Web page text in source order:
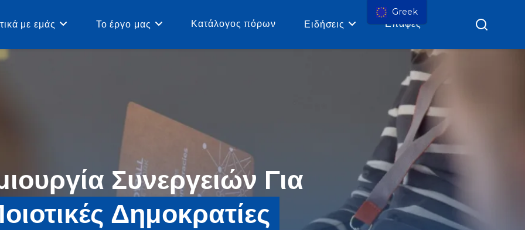
με εμάς Το έργο μας Κατάλογος πόρων Ειδήσεις Επαφές
Συνεργειών Για
Δημοκρατίες
Greek